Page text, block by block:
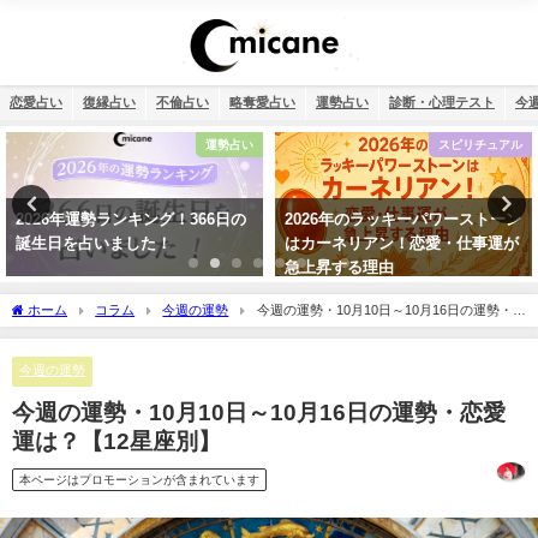
恋愛占い 復縁占い 不倫占い 略奪愛占い 運勢占い 診断・心理テスト 今
運勢占い
！366日の
スピリチュアル
2026年のラッキーパワーストーン
はカーネリアン！恋愛・仕事運が
急上昇する理由
タロット占い・彼氏
配…浮気度診断でチ
ホーム コラム 今週の運勢
今週の運勢・10月10日～10月16日の運勢・恋
愛運は？【12星座別】
今週の運勢
今週の運勢・10月10日～10月16日の運勢・恋愛
運は？【12星座別】
本ページはプロモーションが含まれています